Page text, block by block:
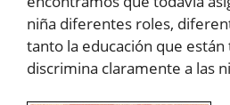
niña diferentes roles,
tanto la educación que
discrimina claramente a las